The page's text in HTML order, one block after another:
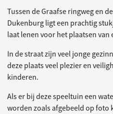
Tussen de Graafse ringweg en
Dukenburg ligt een prachtig
laat lenen voor het plaatsen van
In de straat zijn veel jonge
deze plaats veel plezier en
kinderen.
Als er bij deze speeltuin een
worden zoals afgebeeld op foto